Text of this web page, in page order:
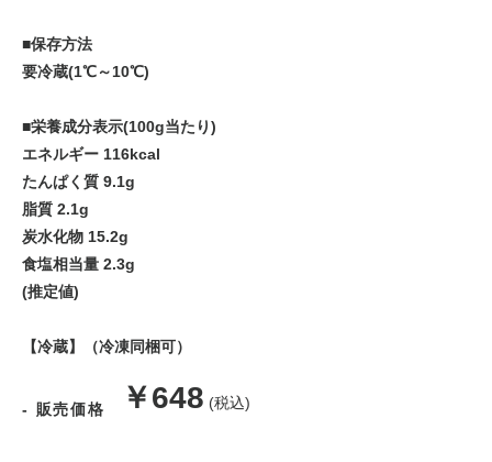
■保存方法
要冷蔵(1℃～10℃)
■栄養成分表示(100g当たり)
エネルギー 116kcal
たんぱく質 9.1g
脂質 2.1g
炭水化物 15.2g
食塩相当量 2.3g
(推定値)
【冷蔵】（冷凍同梱可）
- 販売価格
販
￥648 (税込)